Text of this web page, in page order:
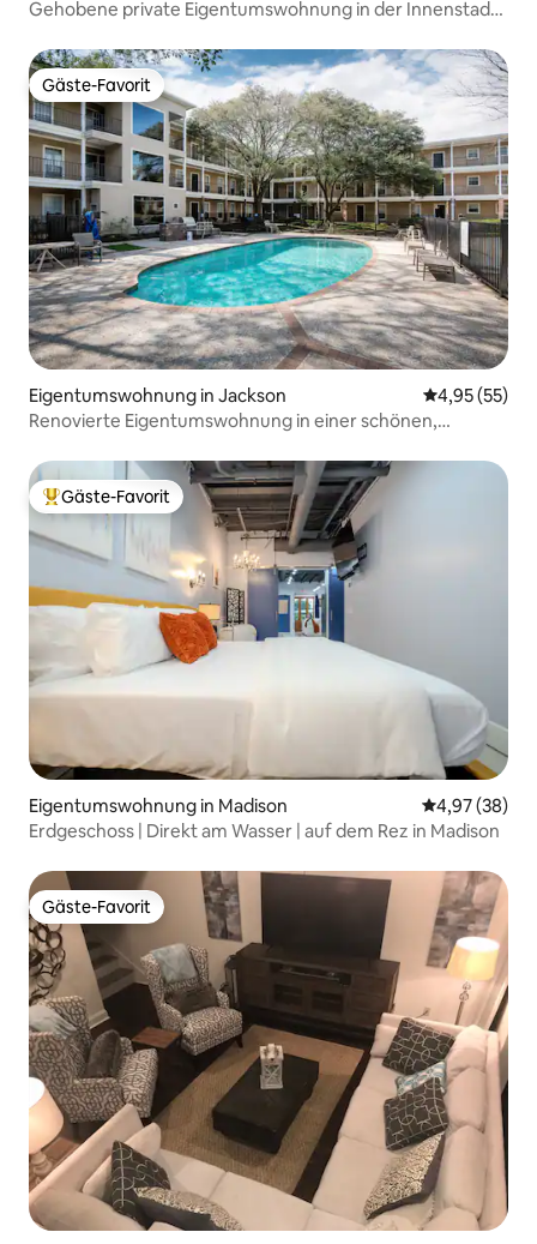
Gehobene private Eigentumswohnung in der Innenstadt
Gäste-Favorit
Gäste-Favorit
Eigentumswohnung in Jackson
4,95 (55)
Renovierte Eigentumswohnung in einer schönen,
Beliebter Gäste-Favorit.
Gäste-Favorit
Eigentumswohnung in Madison
4,97 (38)
Erdgeschoss | Direkt am Wasser | auf dem Rez in Madison
Gäste-Favorit
Gäste-Favorit